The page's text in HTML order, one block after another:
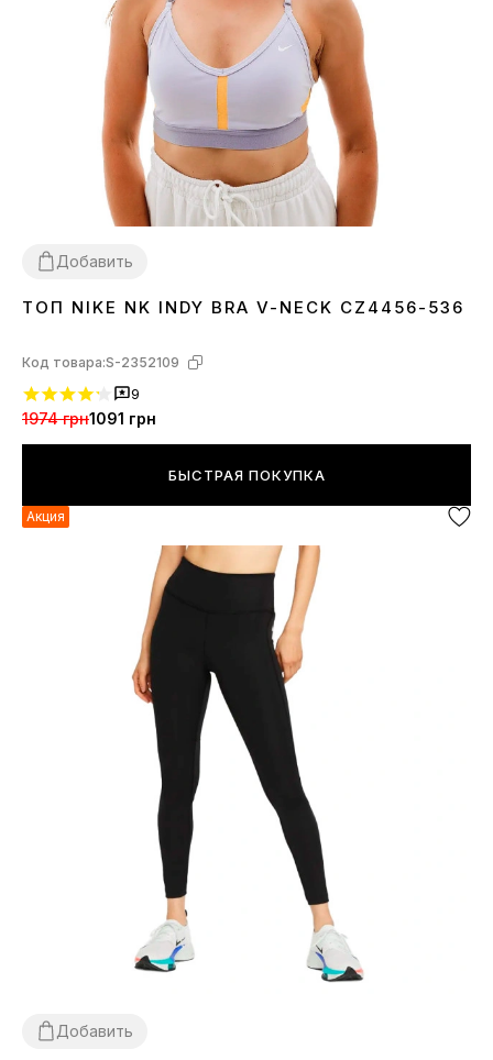
Добавить
XS L
ТОП NIKE NK INDY BRA V-NECK CZ4456-536
Код товара:S-2352109
9
1974 грн1091 грн
БЫСТРАЯ ПОКУПКА
Акция
Добавить